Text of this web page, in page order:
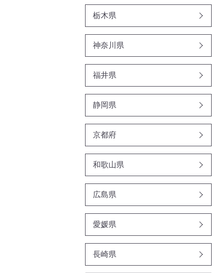
栃木県
神奈川県
福井県
静岡県
京都府
和歌山県
広島県
愛媛県
長崎県